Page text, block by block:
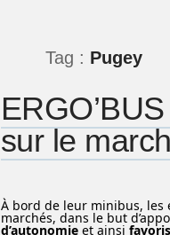
Tag : Pugey
sur le
À bord de leur minibus, les
marchés, dans le but
d’autonomie et ainsi